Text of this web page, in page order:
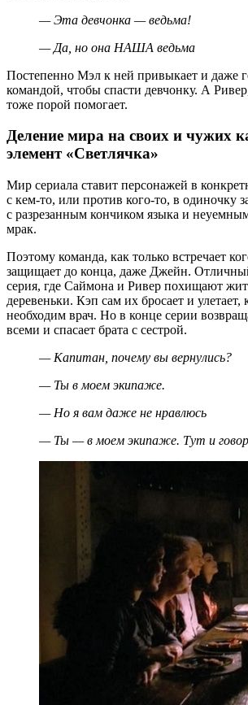
— Эта девчонка — ведьма!
— Да, но она НАША ведьма
Постепенно Мэл к ней привыкает и даже
командой, чтобы спасти девчонку. А
тоже порой помогает.
Деление мира на своих и чужих
элемент «Светлячка»
Мир сериала ставит персонажей в
с кем-то, или против кого-то, в одиночку
с разрезанным кончиком языка и
мрак.
Поэтому команда, как только встречает
защищает до конца, даже Джейн.
серия, где Саймона и Ривер похищают
деревеньки. Кэп сам их бросает и улетает,
необходим врач. Но в конце серии
всеми и спасает брата с сестрой.
— Капитан, почему вы вернулись?
— Ты в моем экипаже.
— Но я вам даже не нравлюсь
— Ты — в моем экипаже. Тут и